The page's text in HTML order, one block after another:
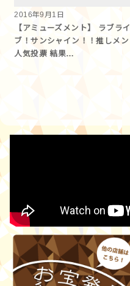
2016年9月1日
【アミューズメント】 ラブライ
ブ！サンシャイン！！推しメン
人気投票 結果…